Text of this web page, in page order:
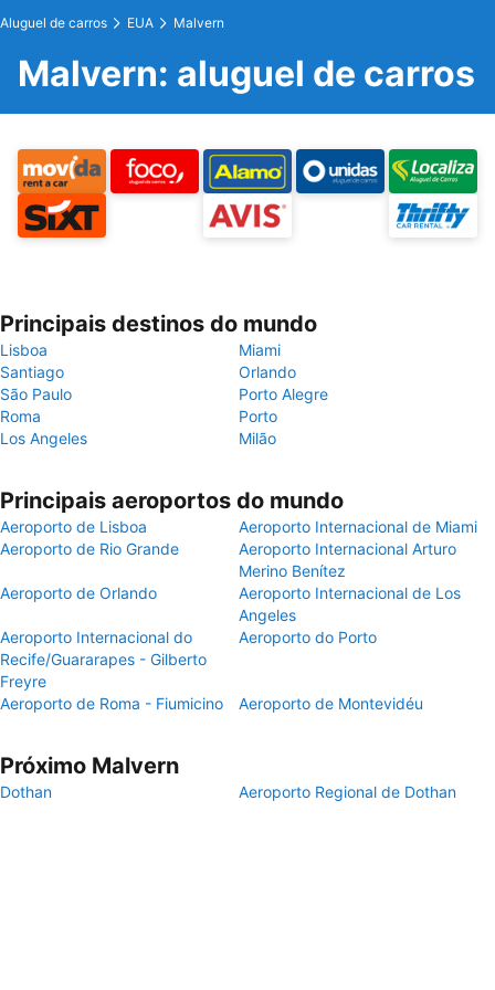
Aluguel de carros EUA Malvern
Malvern: aluguel de carros
Principais destinos do mundo
Lisboa
Miami
Santiago
Orlando
São Paulo
Porto Alegre
Roma
Porto
Los Angeles
Milão
Principais aeroportos do mundo
Aeroporto de Lisboa
Aeroporto Internacional de Miami
Aeroporto de Rio Grande
Aeroporto Internacional Arturo
Merino Benítez
Aeroporto de Orlando
Aeroporto Internacional de Los
Angeles
Aeroporto Internacional do
Recife/Guararapes - Gilberto
Freyre
Aeroporto do Porto
Aeroporto de Roma - Fiumicino Aeroporto de Montevidéu
Próximo Malvern
Dothan Aeroporto Regional de Dothan